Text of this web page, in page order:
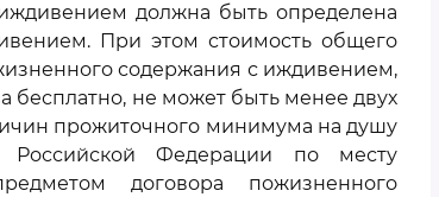
должна быть определена
При этом стоимость общего
содержания с иждивением,
не может быть менее двух
прожиточного минимума на душу
Российской Федерации по месту
договора пожизненного